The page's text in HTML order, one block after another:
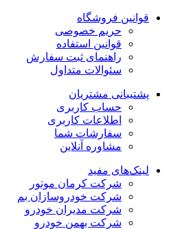
قوانین فروشگاه
حریم خصوصی
قوانین استفاده
راهنمای ثبت سفارش
سئوالات متداول
پشتیبانی مشتریان
حساب کاربری
اطلاعات کاربری
سفارشات شما
مشاوره آنلاین
لینک‌های مفید
شرکت کرمان موتور
شرکت خودروسازان بم
شرکت مدیران خودرو
شرکت بهمن خودرو